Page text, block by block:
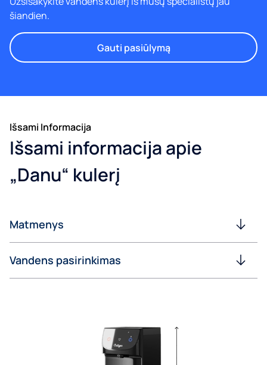
šiandien.
Gauti pasiūlymą
Išsami Informacija
Išsami informacija apie
„Danu“ kulerį
Matmenys
Vandens pasirinkimas